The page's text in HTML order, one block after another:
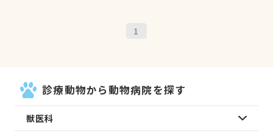
1
診療動物から動物病院を探す
獣医科